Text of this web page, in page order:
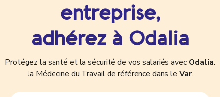
entreprise,
adhérez à Odalia
Protégez la santé et la sécurité de vos salariés avec Odalia,
la Médecine du Travail de référence dans le Var.